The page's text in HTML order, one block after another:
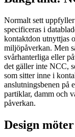
Normalt sett
specificeras i
kontaktdon utnyttjas
miljöpåverkan. Men
svårhanterliga eller
det gäller inte NCC,
som sitter inne i
anslutningsbenen på
partiklar, damm och
påverkan.
Design